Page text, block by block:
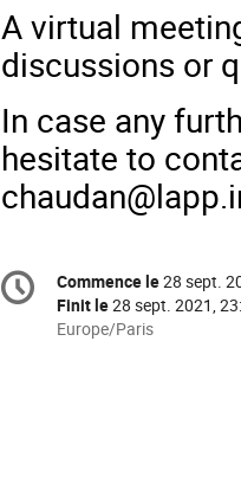
A virtual
discussions or
In case any
hesitate to
Information
de
Date/Heure
Commence le28 sept.
Finit le28 sept. 2021,
Toutes
Europe/Paris